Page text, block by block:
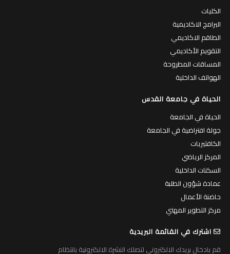
الكليات
البرامج الاكاديمية
الطاقم الاكاديمي
التقويم الأكاديمي
المساقات المطروحة
الهواتف الداخلية
الحياة في جامعة القدس
الحياة في الجامعة
جولة افتراضية في الجامعة
الكافتيريات
المركز الرياضي
السكنات الداخلية
عمادة شؤون الطلبة
حاضنة الأعمال
مركز التطوير المهني
اشترك في القائمة البريدية
قم بادخال بريدك الالكتروني لتصلك النشرة الالكترونية بانتظام